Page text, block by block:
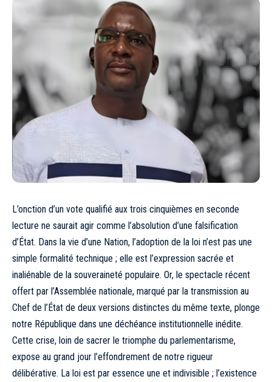
L’onction d’un vote qualifié aux trois cinquièmes en seconde
lecture ne saurait agir comme l’absolution d’une falsification
d’État. Dans la vie d’une Nation, l’adoption de la loi n’est pas une
simple formalité technique ; elle est l’expression sacrée et
inaliénable de la souveraineté populaire. Or, le spectacle récent
offert par l’Assemblée nationale, marqué par la transmission au
Chef de l’État de deux versions distinctes du même texte, plonge
notre République dans une déchéance institutionnelle inédite.
Cette crise, loin de sacrer le triomphe du parlementarisme,
expose au grand jour l’effondrement de notre rigueur
délibérative. La loi est par essence une et indivisible ; l’existence